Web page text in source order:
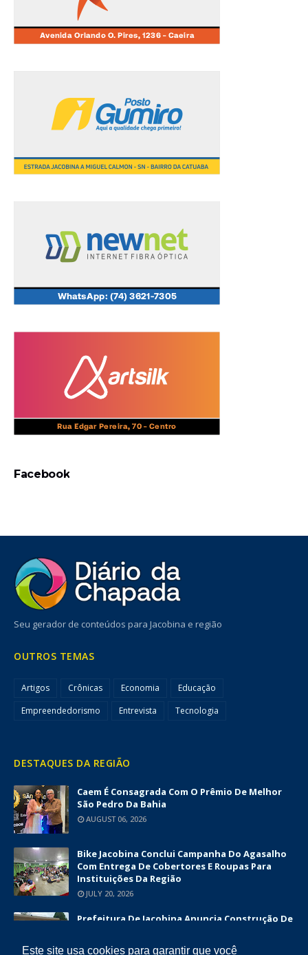
Este site usa cookies para garantir que você
Facebook
Seu gerador de conteúdos para Jacobina e região
OUTROS TEMAS
Artigos Crônicas Economia
Educação
Empreendedorismo
Entrevista Tecnologia
DESTAQUES DA REGIÃO
Caem É Consagrada Com O Prêmio De Melhor
São Pedro Da Bahia
AUGUST 06, 2026
Bike Jacobina Conclui Campanha Do Agasalho
Com Entrega De Cobertores E Roupas Para
Instituições Da Região
JULY 20, 2026
Prefeitura De Jacobina Anuncia Construção De
Superior A R$ 1,7 Milhão